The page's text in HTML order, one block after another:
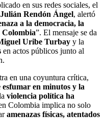
en sus redes sociales, el
Rendón Ángel, alertó
a la democracia, la
Colombia”. El mensaje se da
Uribe Turbay y la
en actos públicos junto al
en una coyuntura crítica,
esfumar en minutos y la
violencia política ha
Colombia implica no solo
amenazas físicas, atentados